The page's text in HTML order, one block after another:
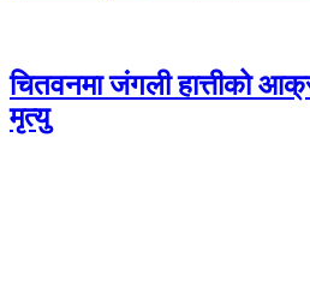
चितवनमा जंगली हात्तीको
मृत्यु